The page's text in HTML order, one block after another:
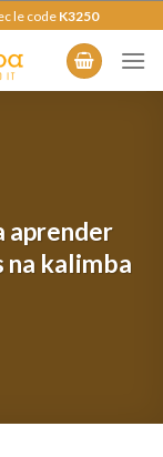
le code K3250
aprender
na kalimba